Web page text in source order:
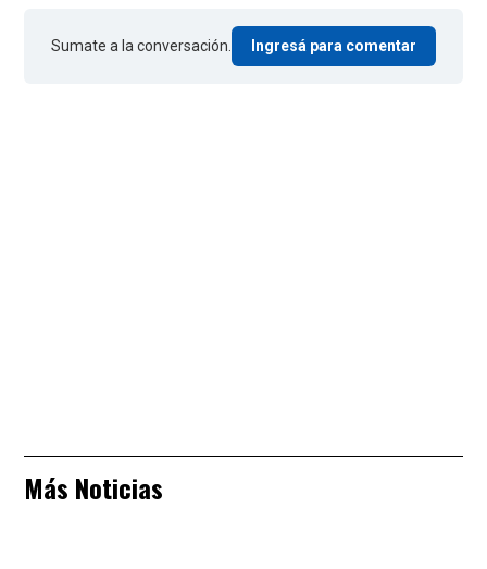
Sumate a la conversación. Ingresá para comentar
Más Noticias